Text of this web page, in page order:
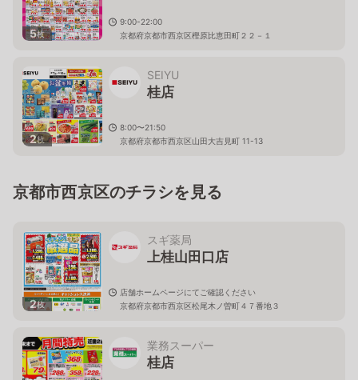
5枚
9:00-22:00
京都府京都市西京区樫原比恵田町２２－１
2枚
SEIYU
桂店
8:00〜21:50
京都府京都市西京区山田大吉見町 11-13
京都市西京区のチラシを見る
2枚
スギ薬局
上桂山田口店
店舗ホームページにてご確認ください
京都府京都市西京区松尾木ノ曽町４７番地３
業務スーパー
桂店